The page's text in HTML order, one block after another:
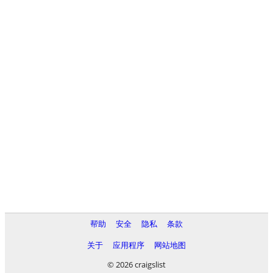
帮助 安全 隐私
条款
关于
应用程序
网站地图
© 2026 craigslist